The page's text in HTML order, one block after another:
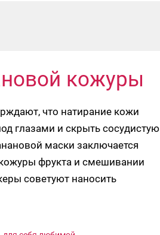
кожуры
что натирание кожи
глазами и скрыть сосудистую
маски заключается
фрукта и смешивании
советуют наносить